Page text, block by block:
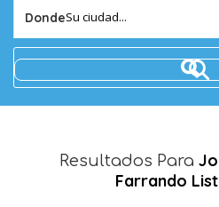
DondeSu ciudad...
Resultados Para
Farrando